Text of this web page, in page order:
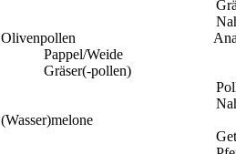
Olivenpollen
Pappel/Weide
Gräser(-pollen)
(Wasser)melone